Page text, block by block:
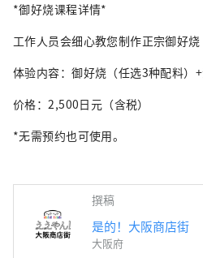
*御好烧课程详情*
工作人员会细心教您制作正宗御好烧
体验内容：御好烧（任选3种配料）
价格：2,500日元（含税）
*无需预约也可使用。
撰稿
是的！大阪商店街
大阪府